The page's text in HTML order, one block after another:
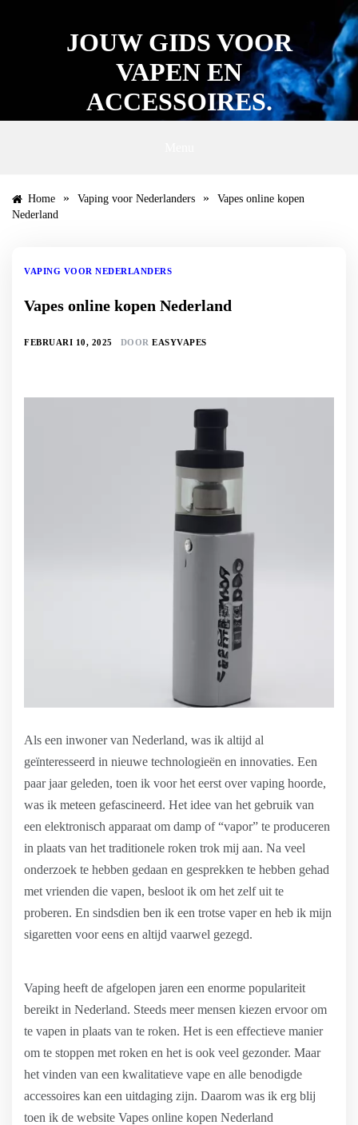
JOUW GIDS VOOR
VAPEN EN
ACCESSOIRES.
Home » Vaping voor Nederlanders »
Vapes online kopen
Nederland
VAPING VOOR NEDERLANDERS
Vapes online kopen Nederland
FEBRUARI 10, 2025 DOOR EASYVAPES
Als een inwoner van Nederland, was ik altijd al
geïnteresseerd in nieuwe technologieën en innovaties. Een
paar jaar geleden, toen ik voor het eerst over vaping hoorde,
was ik meteen gefascineerd. Het idee van het gebruik van
een elektronisch apparaat om damp of “vapor” te produceren
in plaats van het traditionele roken trok mij aan. Na veel
onderzoek te hebben gedaan en gesprekken te hebben gehad
met vrienden die vapen, besloot ik om het zelf uit te
proberen. En sindsdien ben ik een trotse vaper en heb ik mijn
sigaretten voor eens en altijd vaarwel gezegd.
Vaping heeft de afgelopen jaren een enorme populariteit
bereikt in Nederland. Steeds meer mensen kiezen ervoor om
te vapen in plaats van te roken. Het is een effectieve manier
om te stoppen met roken en het is ook veel gezonder. Maar
het vinden van een kwalitatieve vape en alle benodigde
accessoires kan een uitdaging zijn. Daarom was ik erg blij
toen ik de website Vapes online kopen Nederland